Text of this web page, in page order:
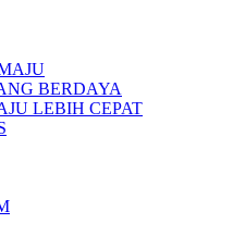
BERDAYA
LEBIH CEPAT